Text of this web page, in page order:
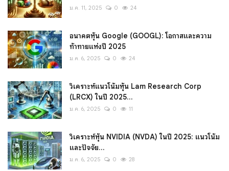
ม.ค. 11, 2025 0 24
อนาคตหุ้น Google (GOOGL): โอกาสและความ
ท้าทายแห่งปี 2025
ม.ค. 6, 2025 0 24
วิเคราะห์แนวโน้มหุ้น Lam Research Corp
(LRCX) ในปี 2025...
ม.ค. 6, 2025 0 11
วิเคราะห์หุ้น NVIDIA (NVDA) ในปี 2025: แนวโน้ม
และปัจจัย...
ม.ค. 6, 2025 0 28